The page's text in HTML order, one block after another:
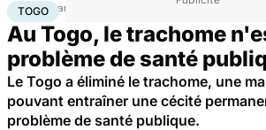
Accueil Santé Maladies infectieuses
TOGO
Au Togo, le trachome
problème de santé
Le Togo a éliminé le trachome, une
pouvant entraîner une cécité
problème de santé publique.